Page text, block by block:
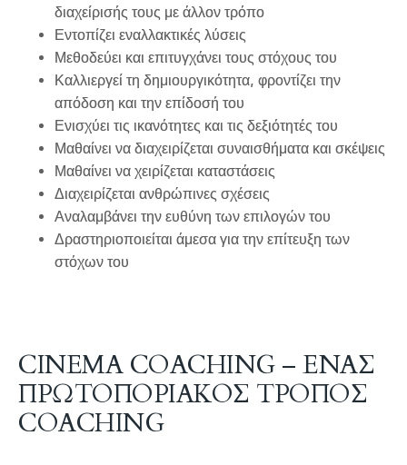
διαχείρισής τους με άλλον τρόπο
Εντοπίζει εναλλακτικές λύσεις
Μεθοδεύει και επιτυγχάνει τους στόχους του
Καλλιεργεί τη δημιουργικότητα, φροντίζει την
απόδοση και την επίδοσή του
Ενισχύει τις ικανότητες και τις δεξιότητές του
Μαθαίνει να διαχειρίζεται συναισθήματα και σκέψεις
Μαθαίνει να χειρίζεται καταστάσεις
Διαχειρίζεται ανθρώπινες σχέσεις
Αναλαμβάνει την ευθύνη των επιλογών του
Δραστηριοποιείται άμεσα για την επίτευξη των
στόχων του
CINEMA COACHING – ΕΝΑΣ
ΠΡΩΤΟΠΟΡΙΑΚΟΣ ΤΡΟΠΟΣ
COACHING